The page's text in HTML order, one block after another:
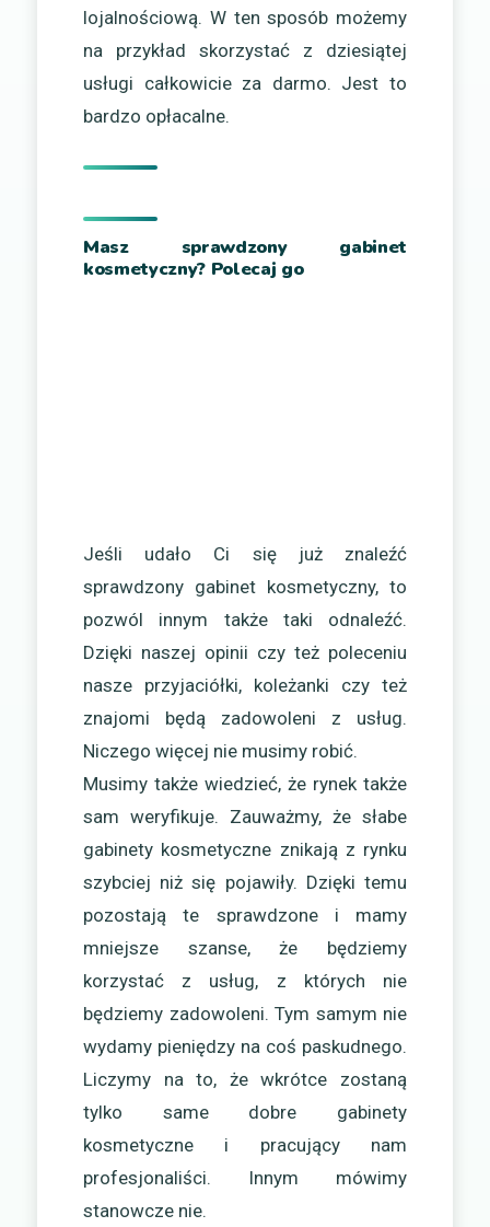
lojalnościową. W ten sposób możemy
na przykład skorzystać z dziesiątej
usługi całkowicie za darmo. Jest to
bardzo opłacalne.
Masz sprawdzony gabinet
kosmetyczny? Polecaj go
Jeśli udało Ci się już znaleźć
sprawdzony gabinet kosmetyczny, to
pozwól innym także taki odnaleźć.
Dzięki naszej opinii czy też poleceniu
nasze przyjaciółki, koleżanki czy też
znajomi będą zadowoleni z usług.
Niczego więcej nie musimy robić.
Musimy także wiedzieć, że rynek także
sam weryfikuje. Zauważmy, że słabe
gabinety kosmetyczne znikają z rynku
szybciej niż się pojawiły. Dzięki temu
pozostają te sprawdzone i mamy
mniejsze szanse, że będziemy
korzystać z usług, z których nie
będziemy zadowoleni. Tym samym nie
wydamy pieniędzy na coś paskudnego.
Liczymy na to, że wkrótce zostaną
tylko same dobre gabinety
kosmetyczne i pracujący nam
profesjonaliści. Innym mówimy
stanowcze nie.